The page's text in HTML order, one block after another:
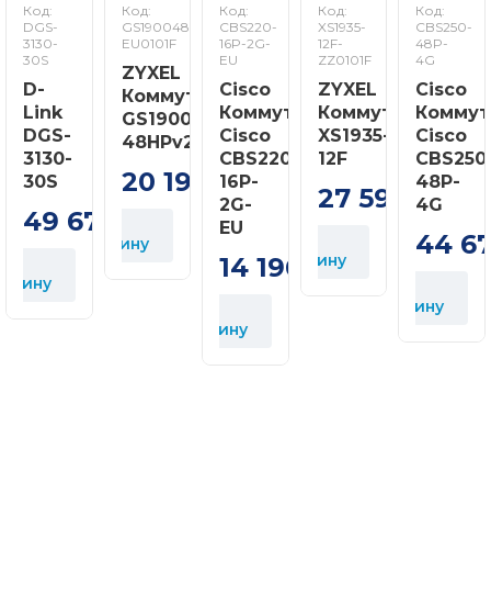
Код:
DGS-
3130-
30S
D-
Link
DGS-
3130-
30S
49 673
Код:
GS190048HPV2-
EU0101F
ZYXEL
Коммутатор
GS1900-
48HPv2
20 199
грн
В
корзину
Код:
CBS220-
16P-2G-
EU
Cisco
Коммутатор
Cisco
CBS220-
16P-
2G-
EU
14 196
грн
корзину
Код:
XS1935-
12F-
ZZ0101F
ZYXEL
Коммутатор
XS1935-
12F
27 599
грн
корзину
Код:
CBS250-
48P-
4G
Cisco
Cisco
48P-
4G
44
корзину